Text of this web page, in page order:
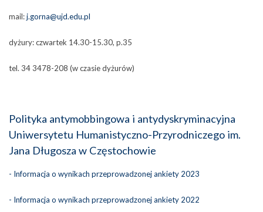
mail:j.gorna@ujd.edu.pl
dyżury: czwartek 14.30-15.30, p.35
tel. 34 3478-208 (w czasie dyżurów)
Polityka antymobbingowa i antydyskryminacyjna
Uniwersytetu Humanistyczno-Przyrodniczego im.
Jana Długosza w Częstochowie
- Informacja o wynikach przeprowadzonej ankiety 2023
- Informacja o wynikach przeprowadzonej ankiety 2022